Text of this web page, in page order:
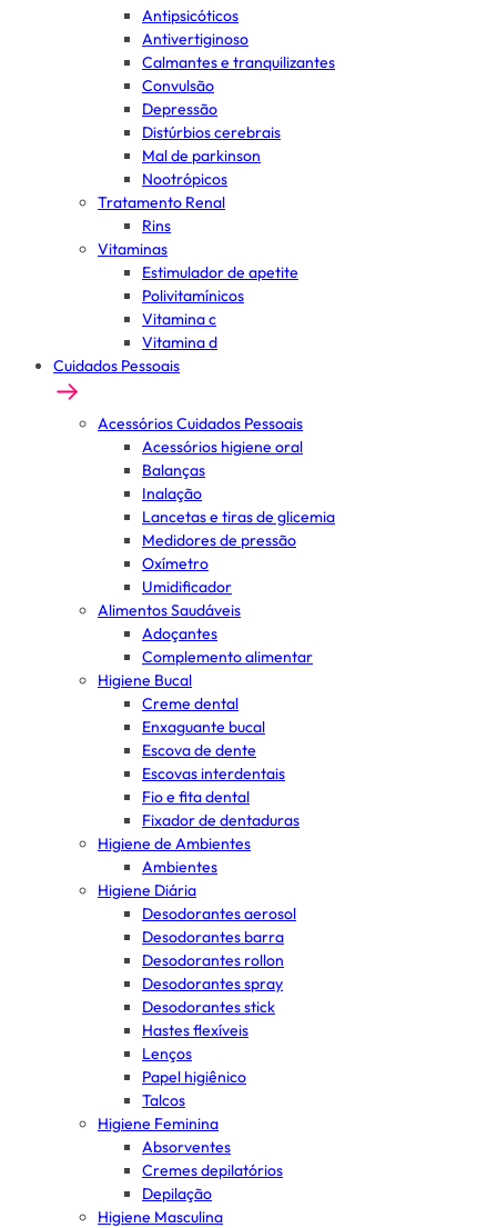
Antipsicóticos
Antivertiginoso
Calmantes e tranquilizantes
Convulsão
Depressão
Distúrbios cerebrais
Mal de parkinson
Nootrópicos
Tratamento Renal
Rins
Vitaminas
Estimulador de apetite
Polivitamínicos
Vitamina c
Vitamina d
Cuidados Pessoais
Acessórios Cuidados Pessoais
Acessórios higiene oral
Balanças
Inalação
Lancetas e tiras de glicemia
Medidores de pressão
Oxímetro
Umidificador
Alimentos Saudáveis
Adoçantes
Complemento alimentar
Higiene Bucal
Creme dental
Enxaguante bucal
Escova de dente
Escovas interdentais
Fio e fita dental
Fixador de dentaduras
Higiene de Ambientes
Ambientes
Higiene Diária
Desodorantes aerosol
Desodorantes barra
Desodorantes rollon
Desodorantes spray
Desodorantes stick
Hastes flexíveis
Lenços
Papel higiênico
Talcos
Higiene Feminina
Absorventes
Cremes depilatórios
Depilação
Higiene Masculina